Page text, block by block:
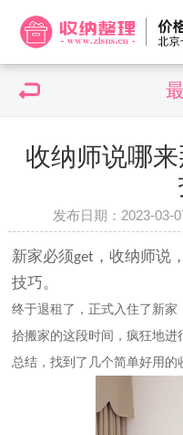
收纳师说哪
发布日期：2023-03-
新家必须get ，收纳师说
技巧。
终于退租 了 ，正式入住了新
拾搬家的这段时间，疯狂地进
总结，找到了几个简单好用